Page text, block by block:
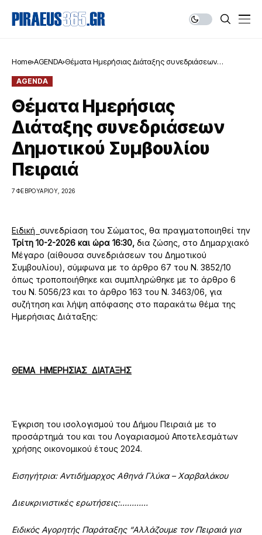
Home AGENDA Θέματα Ημερήσιας Διάταξης συνεδριάσεων
AGENDA
Θέματα Ημερήσιας
Διάταξης συνεδριάσεων
Δημοτικού Συμβουλίου
Πειραιά
7 ΦΕΒΡΟΥΑΡΊΟΥ, 2026
Ειδική συνεδρίαση του Σώματος, θα πραγματοποιηθεί την
Τρίτη 10-2-2026 και ώρα 16:30, δια ζώσης, στο Δημαρχιακό
Μέγαρο (αίθουσα συνεδριάσεων του Δημοτικού
Συμβουλίου), σύμφωνα με το άρθρο 67 του Ν. 3852/10
όπως τροποποιήθηκε και συμπληρώθηκε με το άρθρο 6
του Ν. 5056/23 και το άρθρο 163 του Ν. 3463/06, για
συζήτηση και λήψη απόφασης στo παρακάτω θέμα της
Ημερήσιας Διάταξης:
ΘΕΜΑ ΗΜΕΡΗΣΙΑΣ ΔΙΑΤΑΞΗΣ
Έγκριση του ισολογισμού του Δήμου Πειραιά με το
προσάρτημά του και του Λογαριασμού Αποτελεσμάτων
χρήσης οικονομικού έτους 2024.
Εισηγήτρια: Αντιδήμαρχος Αθηνά Γλύκα – Χαρβαλάκου
Διευκρινιστικές ερωτήσεις:…………
Ειδικός Αγορητής Παράταξης “Αλλάζουμε τον Πειραιά για